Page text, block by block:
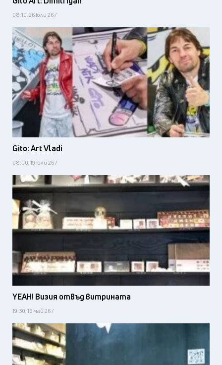
08:10, 26 юли 26 /
Gito: Art Vladi
08:00, 19 юли 26 /
YEAH! Визия отвъд витрината
19:30, 16 май 26 /